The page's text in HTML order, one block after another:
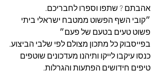
אהבתם ? שתפו וספרו לחבריכם.
״קובי השף הפשוט ממטבח ישראלי ביתי
פשוט טעים בטעם של פעם״
בפייסבוק כל מתכון מצולם לפי שלבי הביצוע.
כנסו עיקבו לייקו ותיהנו מעדכונים שוטפים
טיפים חידושים הפתעות והגרלות.